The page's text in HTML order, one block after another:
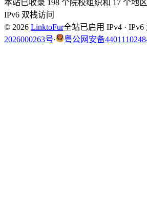
本站已收录 198 个院校组织和 17 个地
IPv6 双栈访问
© 2026 LinktoFur全站已启用 IPv4 · IPv6
2026000263号· 粤公网安备